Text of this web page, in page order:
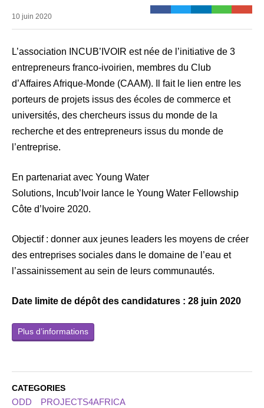
10 juin 2020
L’association INCUB’IVOIR est née de l’initiative de 3
entrepreneurs franco-ivoirien, membres du Club
d’Affaires Afrique-Monde (CAAM). Il fait le lien entre les
porteurs de projets issus des écoles de commerce et
universités, des chercheurs issus du monde de la
recherche et des entrepreneurs issus du monde de
l’entreprise.
En partenariat avec Young Water
Solutions, Incub’Ivoir lance le Young Water Fellowship
Côte d’Ivoire 2020.
Objectif : donner aux jeunes leaders les moyens de créer
des entreprises sociales dans le domaine de l’eau et
l’assainissement au sein de leurs communautés.
Date limite de dépôt des candidatures : 28 juin 2020
Plus d’informations
CATEGORIES
ODD PROJECTS4AFRICA